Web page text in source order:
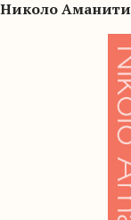
Николо Аманити